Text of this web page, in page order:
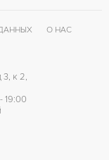
О НАС
3, к 2,
19:00